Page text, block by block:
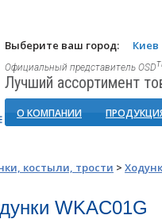
Выберите ваш город: Киев
Официальный представитель OSD
Лучший ассортимент
О КОМПАНИИ
костыли, трости >
WKAC01G